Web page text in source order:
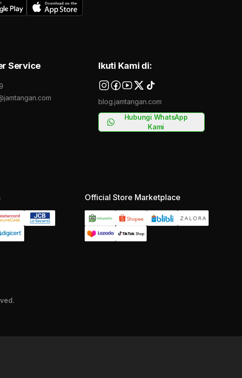
Service Ikuti Kami di:
blog.jamtangan.com
Hubungi WhatsApp
Kami
Official Store Marketplace